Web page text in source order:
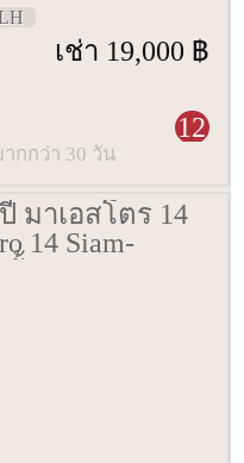
เช่า 19,000 ฿
12
กกว่า 30 วัน
มาเอสโตร 14
14 Siam-
น 3